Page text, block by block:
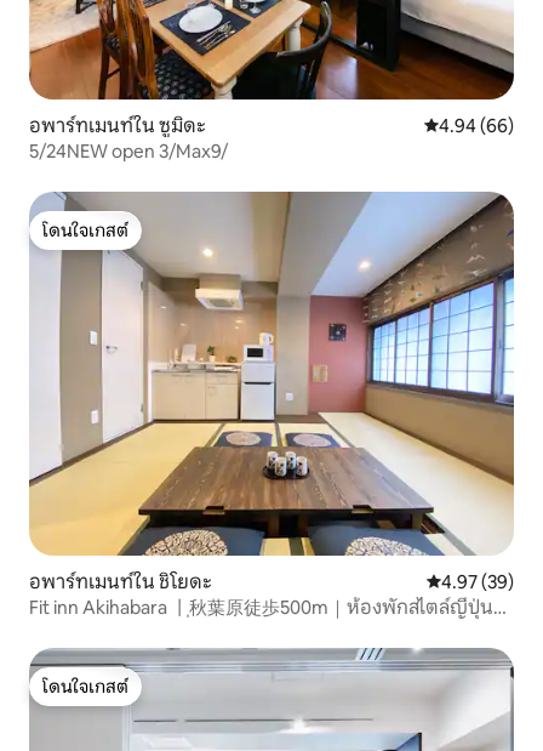
อพาร์ทเมนท์ใน ซูมิดะ คะแนนเฉลี่ย
4.94 (66)
5/24NEW open 3/Max9/
โดนใจเกสต์
โดนใจเกสต์
อพาร์ทเมนท์ใน ชิโยดะ คะแนนเฉลี่ย
4.97 (39)
Fit inn Akihabara 丨秋葉原徒歩500m｜ห้องพักสไตล์ญี่ปุ่น・
無...
โดนใจเกสต์
โดนใจเกสต์